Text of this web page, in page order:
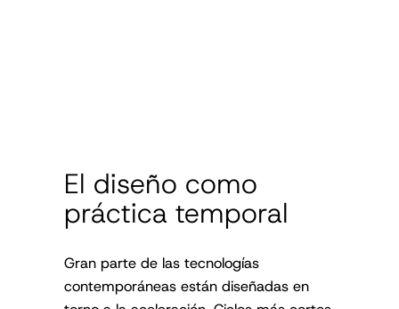
El diseño como
práctica temporal
Gran parte de las tecnologías
contemporáneas están diseñadas en